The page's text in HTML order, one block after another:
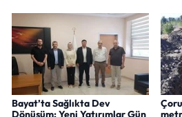
Bayat’ta Sağlıkta Dev